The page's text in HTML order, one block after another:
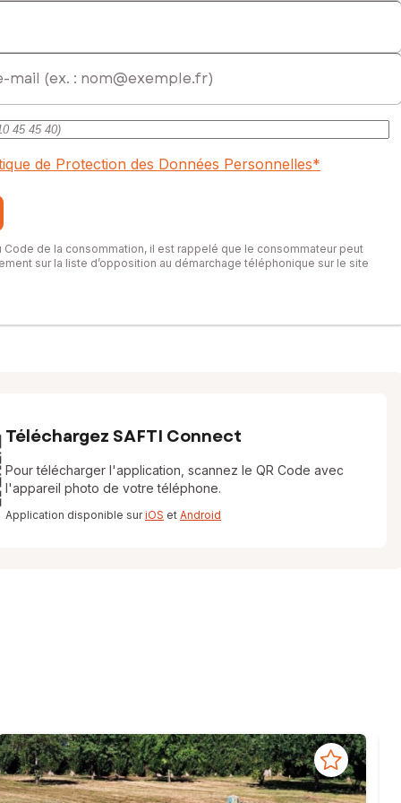
réaliser le projet de construction de votre choix.
immatriculé au RSAC de ROUEN sous le numéro 843 100 389
de Protection des Données Personnelles*
Code de la consommation, il est rappelé que le consommateur peut
sur la liste d’opposition au démarchage téléphonique sur le site
Téléchargez SAFTI Connect
Pour télécharger l'application, scannez le QR Code avec
l'appareil photo de votre téléphone.
Application disponible suriOS et Android